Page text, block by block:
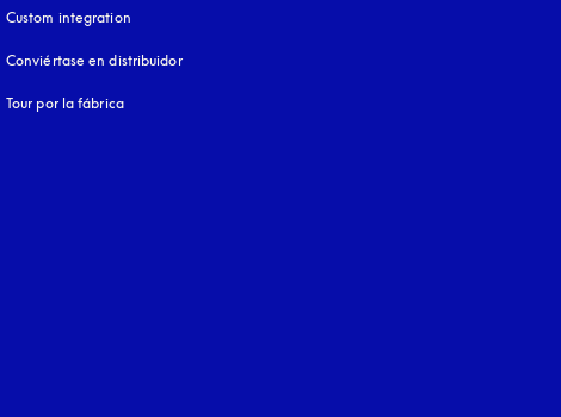
Custom integration
Conviértase en distribuidor
Tour por la fábrica